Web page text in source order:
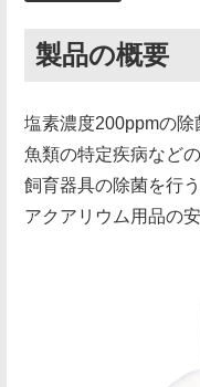
製品の概要
塩素濃度200ppmの除
魚類の特定疾病など
飼育器具の除菌を行
アクアリウム用品の